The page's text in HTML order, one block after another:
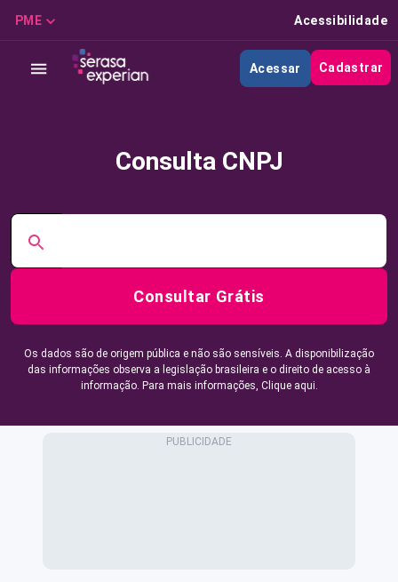
PME Acessibilidade
Acessar Cadastrar
Consulta CNPJ
Consultar Grátis
Os dados são de origem pública e não são sensíveis. A disponibilização
das informações observa a legislação brasileira e o direito de acesso à
informação. Para mais informações, Clique aqui.